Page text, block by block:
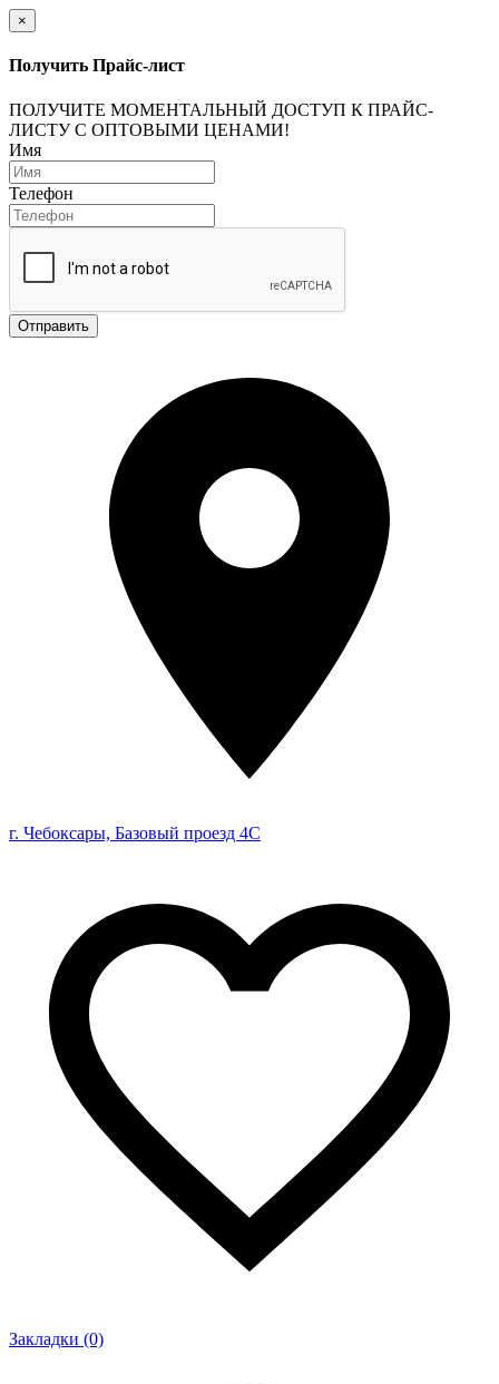
×
Получить Прайс-лист
ПОЛУЧИТЕ МОМЕНТАЛЬНЫЙ ДОСТУП К ПРАЙС-
ЛИСТУ С ОПТОВЫМИ ЦЕНАМИ!
Имя
Телефон
Отправить
г. Чебоксары, Базовый проезд 4С
Закладки (0)